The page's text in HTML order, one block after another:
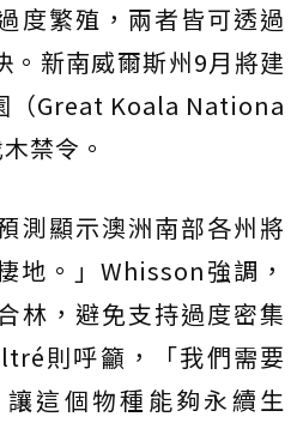
度繁殖，兩者皆可透過
。新南威爾斯州9月將建
（Great Koala Nationa
禁令。
測顯示澳洲南部各州將
地。」Whisson強調，
林，避免支持過度密集
則呼籲，「我們需要
這個物種能夠永續生